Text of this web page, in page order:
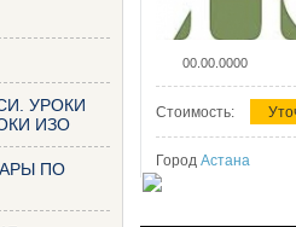
УРОКИ
ИЗО
ПО
00.00.0000
Стоимость:
Город Астана